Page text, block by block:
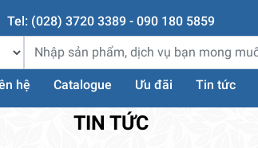
Tel: (028) 3720 3389 - 090 180 5859
hệ Catalogue Ưu đãi Tin tức
TIN TỨC